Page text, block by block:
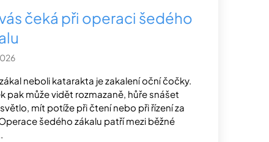
čeká při operaci šedého
neboli katarakta je zakalení oční čočky.
pak může vidět rozmazaně, hůře snášet
mít potíže při čtení nebo při řízení za
šedého zákalu patří mezi běžné